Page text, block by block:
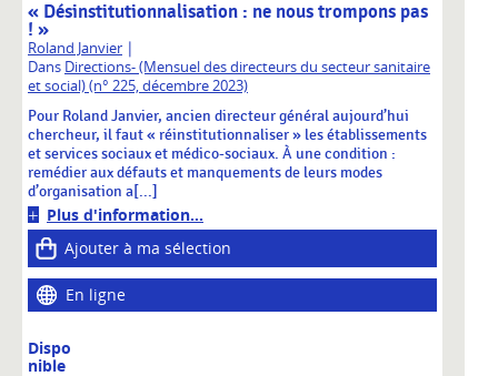
« Désinstitutionnalisation : ne nous trompons pas
! »
Roland Janvier |
Dans Directions- (Mensuel des directeurs du secteur sanitaire
et social) (n° 225, décembre 2023)
Pour Roland Janvier, ancien directeur général aujourd’hui
chercheur, il faut « réinstitutionnaliser » les établissements
et services sociaux et médico-sociaux. À une condition :
remédier aux défauts et manquements de leurs modes
d’organisation a[...]
Plus d'information...
Ajouter à ma sélection
En ligne
Dispo
nible